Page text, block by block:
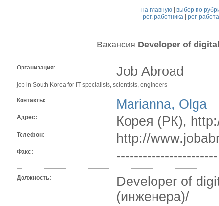
на главную |выбор по
рег. работника| рег.
Вакансия Developer of
Организация: Job Abroad
job in South Korea for IT specialists, scientists, engineers
Контакты: Marianna, Olga
Адрес: Корея (РК),
Телефон: http://
Факс: -----------------------
Должность:
Developer of
(инженера)/